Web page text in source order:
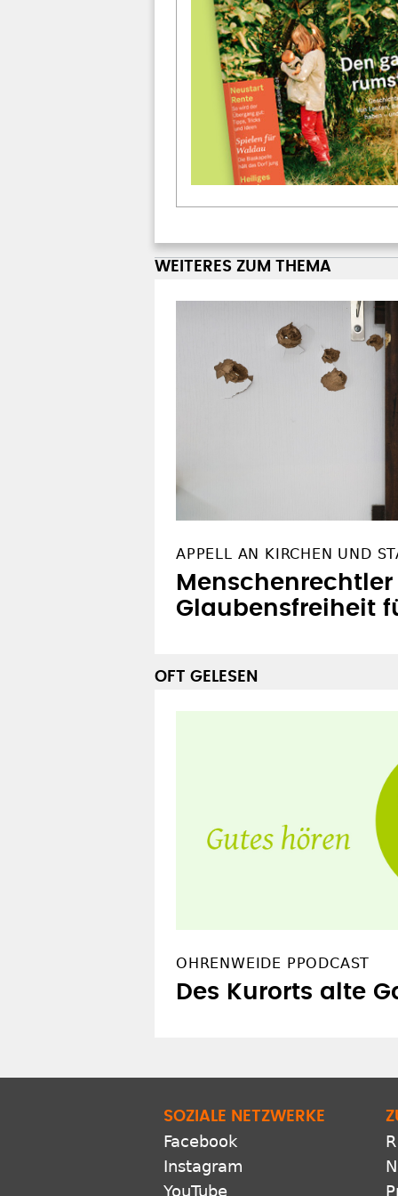
WEITERES ZUM THEMA
APPELL AN KIRCHEN UND
Glaubensfreiheit
OFT GELESEN
OHRENWEIDE PPODCAST
Des Kurorts alte
SOZIALE NETZWERKE
Facebook
Instagram
YouTube